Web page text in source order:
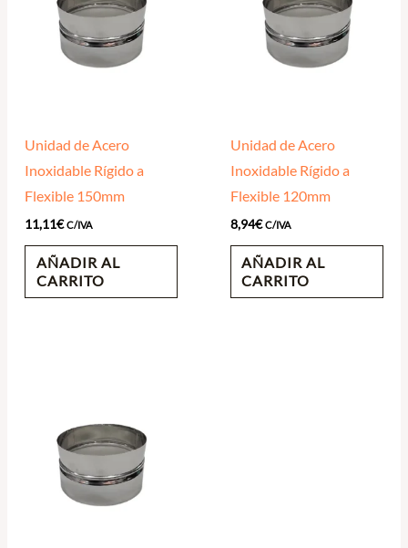
Unidad de Acero
Inoxidable Rígido a
Flexible 150mm
11,11€ C/IVA
AÑADIR AL
CARRITO
Unidad de Acero
Inoxidable Rígido a
Flexible 120mm
8,94€ C/IVA
AÑADIR AL
CARRITO